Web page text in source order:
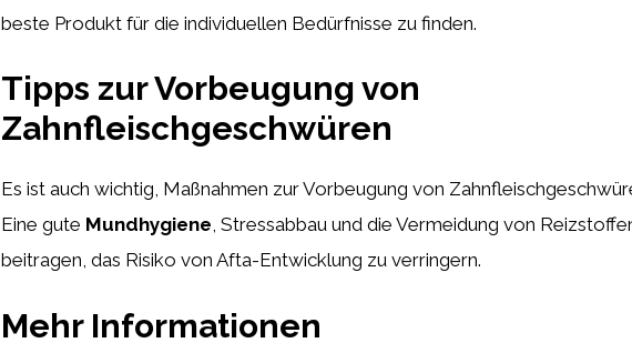
beste Produkt für die individuellen Bedürfnisse zu finden.
Tipps zur Vorbeugung von
Zahnfleischgeschwüren
Es ist auch wichtig, Maßnahmen zur Vorbeugung von
Eine gute Mundhygiene, Stressabbau und die Vermeidung von
beitragen, das Risiko von Afta-Entwicklung zu verringern.
Mehr Informationen